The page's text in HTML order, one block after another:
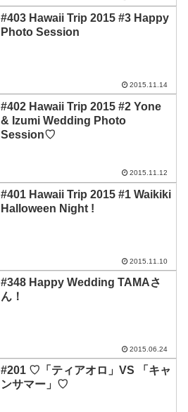
#403 Hawaii Trip 2015 #3 Happy
Photo Session
2015.11.14
#402 Hawaii Trip 2015 #2 Yone
& Izumi Wedding Photo
Session♡
2015.11.12
#401 Hawaii Trip 2015 #1 Waikiki
Halloween Night !
2015.11.10
#348 Happy Wedding TAMAさ
ん！
2015.06.24
#201 ♡「ティアオロ」VS 「キャ
ンサマー」♡